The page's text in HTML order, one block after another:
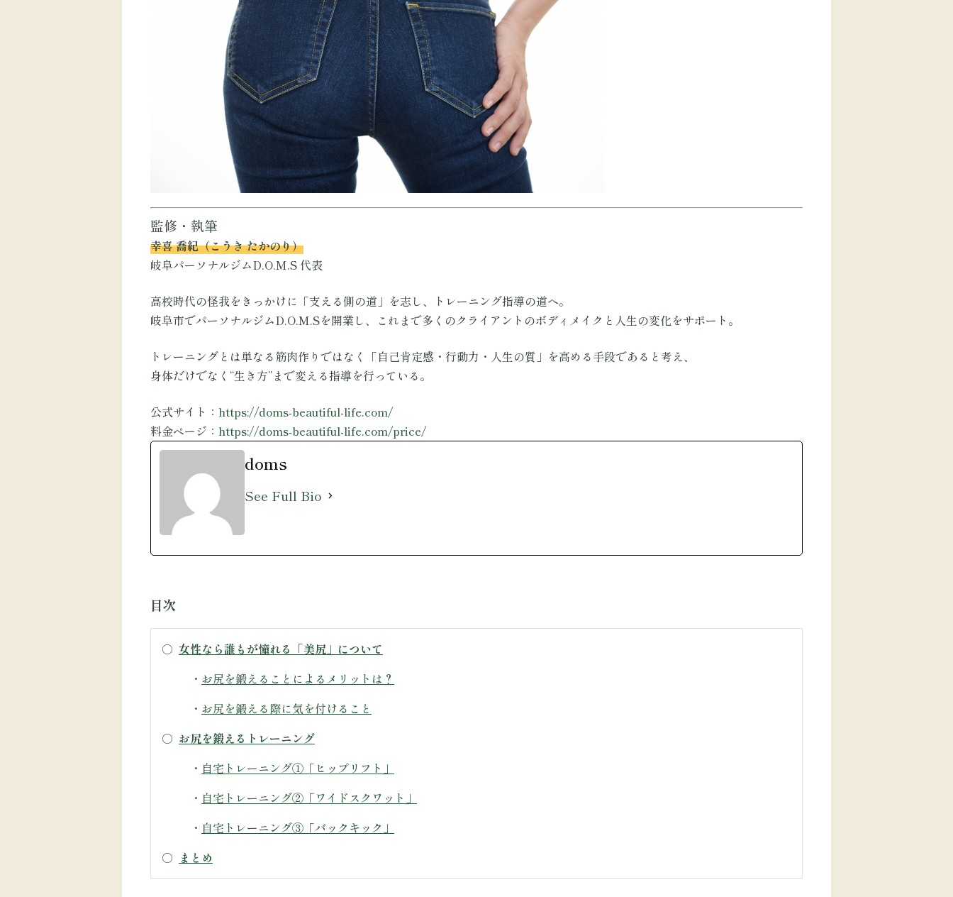
監修・執筆
幸喜 喬紀（こうき たかのり）
岐阜パーソナルジムD.O.M.S 代表
高校時代の怪我をきっかけに「支える側の道」を志し、トレーニング指導の道へ。
岐阜市でパーソナルジムD.O.M.Sを開業し、これまで多くのクライアントのボディメイクと人生の変化をサポート。
トレーニングとは単なる筋肉作りではなく「自己肯定感・行動力・人生の質」を高める手段であると考え、
身体だけでなく“生き方”まで変える指導を行っている。
公式サイト： https://doms-beautiful-life.com/
料金ページ： https://doms-beautiful-life.com/price/
doms
See Full Bio
目次
○ 女性なら誰もが憧れる「美尻」について
・ お尻を鍛えることによるメリットは？
・ お尻を鍛える際に気を付けること
○ お尻を鍛えるトレーニング
・ 自宅トレーニング①「ヒップリフト」
・ 自宅トレーニング②「ワイドスクワット」
・ 自宅トレーニング③「バックキック」
○ まとめ